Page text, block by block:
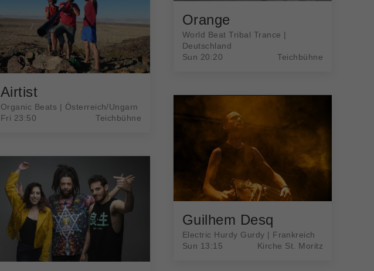
Orange
World Beat Tribal Trance |
Deutschland
Sun 20:20
Teichbühne
Airtist
Organic Beats | Österreich/Ungarn
Fri 23:50
Teichbühne
Guilhem Desq
Electric Hurdy Gurdy | Frankreich
Sun 13:15
Kirche St. Moritz